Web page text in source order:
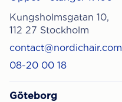
Kungsholmsgatan 10,
112 27 Stockholm
contact@nordichair.com
08-20 00 18
Göteborg